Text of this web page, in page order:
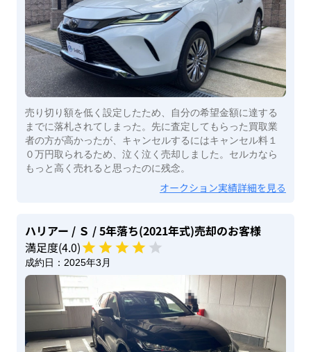
売り切り額を低く設定したため、自分の希望金額に達する
までに落札されてしまった。先に査定してもらった買取業
者の方が高かったが、キャンセルするにはキャンセル料１
０万円取られるため、泣く泣く売却しました。セルカなら
もっと高く売れると思ったのに残念。
オークション実績詳細を見る
ハリアー / Ｓ / 5年落ち(2021年式)売却のお客様
満足度(4.0)
成約日： 2025年3月